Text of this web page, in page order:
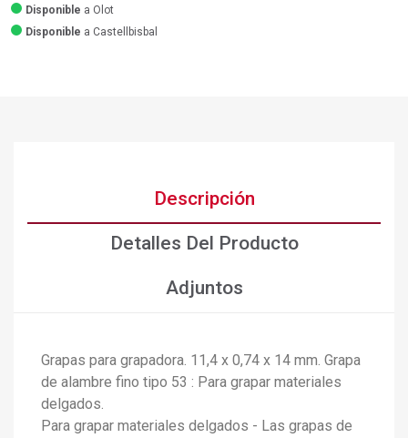
Disponible a Olot
Disponible a Castellbisbal
Descripción
Detalles Del Producto
Adjuntos
Grapas para grapadora. 11,4 x 0,74 x 14 mm. Grapa
de alambre fino tipo 53 : Para grapar materiales
delgados.
Para grapar materiales delgados - Las grapas de